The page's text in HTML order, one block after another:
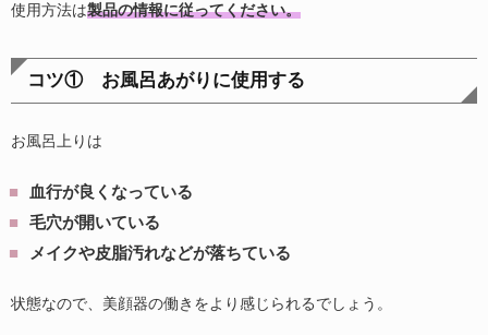
使用方法は製品の情報に従ってください。
コツ① お風呂あがりに使用する
お風呂上りは
血行が良くなっている
毛穴が開いている
メイクや皮脂汚れなどが落ちている
状態なので、美顔器の働きをより感じられるでしょう。